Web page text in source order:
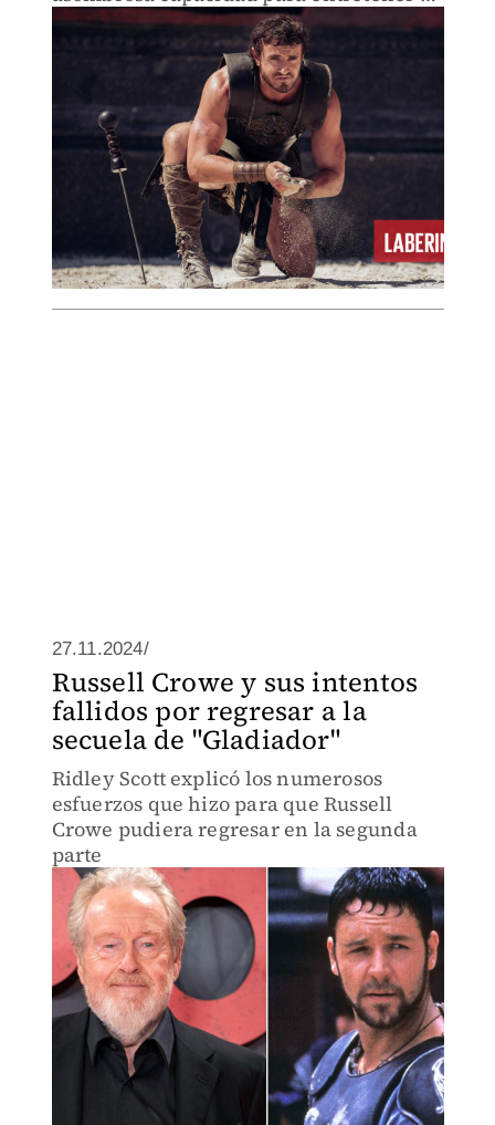
su generación con los clichés y mitos de
esa cultura.
27.11.2024/
Russell Crowe y sus intentos
fallidos por regresar a la
secuela de "Gladiador"
Ridley Scott explicó los numerosos
esfuerzos que hizo para que Russell
Crowe pudiera regresar en la segunda
parte